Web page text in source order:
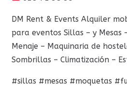
DM Rent & Events Alquiler
para eventos Sillas – y Mesas
Menaje – Maquinaria de
Sombrillas – Climatización –
#sillas #mesas #moquetas